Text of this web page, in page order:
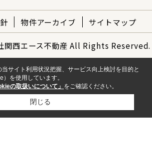
物件アーカイブ サイトマップ
西エース不動産 All Rights Reserved.
サイト利用状況把握、サービス向上検討を目的と
を使用しています。
の取扱いについて」 をご確認ください。
閉じる